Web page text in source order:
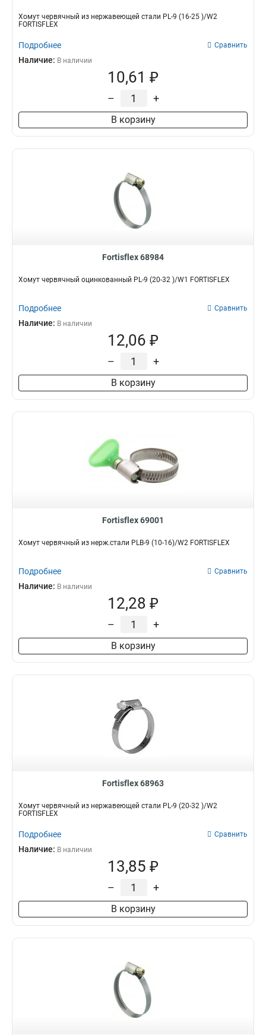
Хомут червячный из нержавеющей стали PL-9 (16-25 )/W2
FORTISFLEX
Подробнее Сравнить
Наличие: В наличии
10,61 ₽
– +
В корзину
Fortisflex 68984
Хомут червячный оцинкованный PL-9 (20-32 )/W1 FORTISFLEX
Подробнее Сравнить
Наличие: В наличии
12,06 ₽
– +
В корзину
Fortisflex 69001
Хомут червячный из нерж.стали PLB-9 (10-16)/W2 FORTISFLEX
Подробнее Сравнить
Наличие: В наличии
12,28 ₽
– +
В корзину
Fortisflex 68963
Хомут червячный из нержавеющей стали PL-9 (20-32 )/W2
FORTISFLEX
Подробнее Сравнить
Наличие: В наличии
13,85 ₽
– +
В корзину